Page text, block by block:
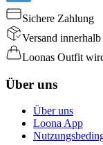
Sichere Zahlung
Versand
Loonas Outfit
Über uns
Über uns
Loona App